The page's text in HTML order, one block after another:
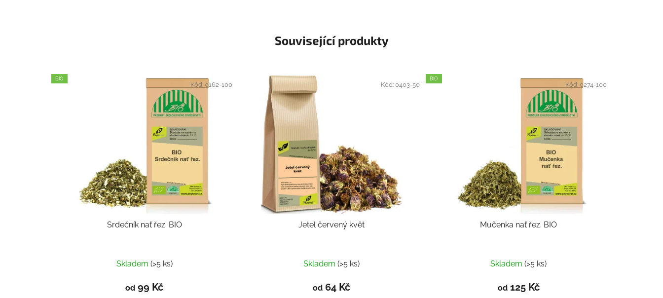
Související produkty
BIO
Srdečník nať řez. BIO
Skladem (>5 ks)
od 99 Kč
Kód:0162-100
Jetel červený květ
Skladem (>5 ks)
od64 Kč
Kód:0403-50
BIO
Mučenka nať řez. BIO
Skladem(>5 ks)
od125 Kč
Kód:0274-100